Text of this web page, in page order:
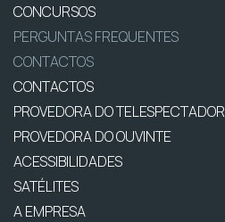
CONCURSOS
PERGUNTAS FREQUENTES
CONTACTOS
CONTACTOS
PROVEDORA DO TELESPECTADOR
PROVEDORA DO OUVINTE
ACESSIBILIDADES
SATÉLITES
A EMPRESA